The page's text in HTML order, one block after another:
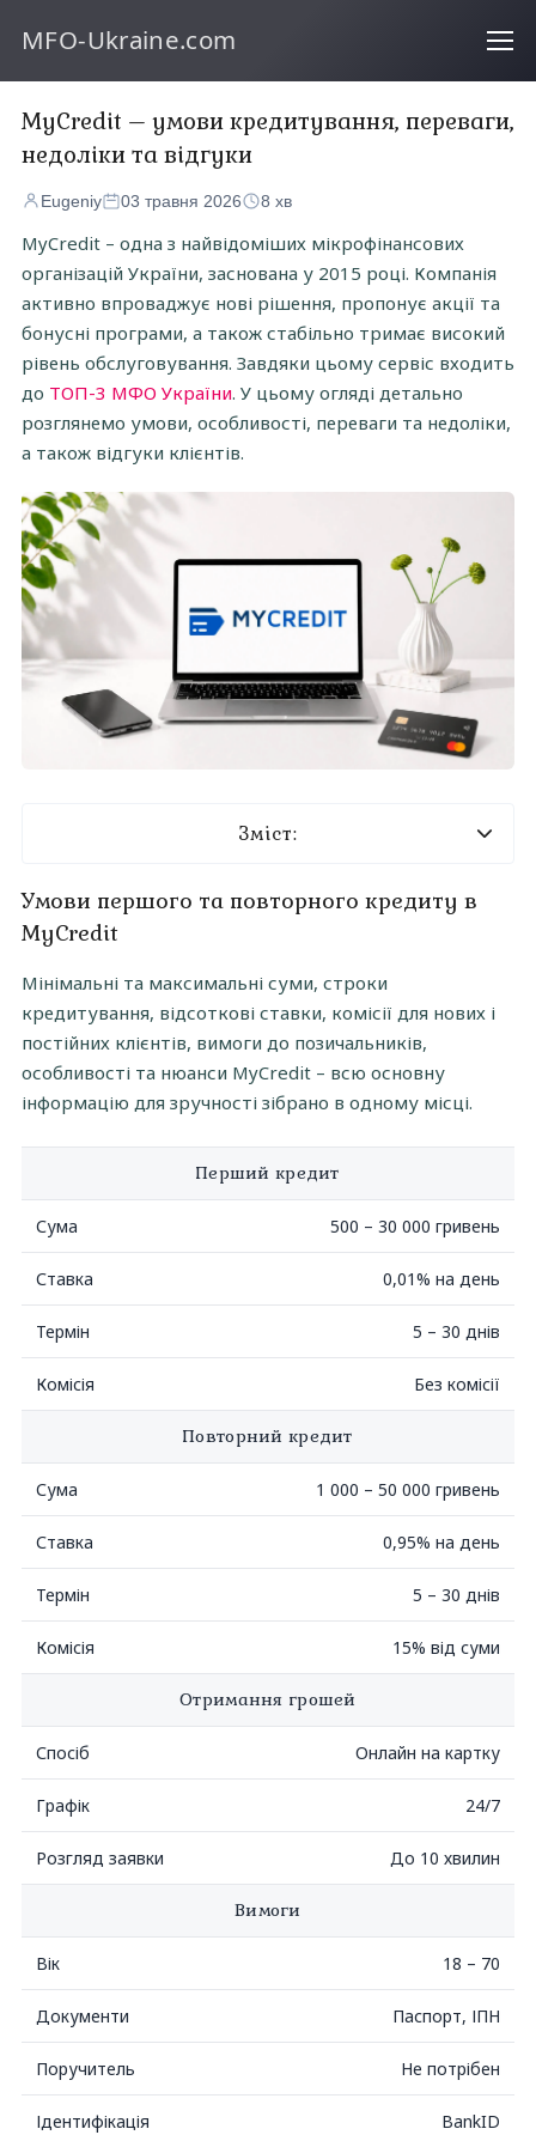
MFO-Ukraine.com
MyCredit – умови кредитування, переваги,
недоліки та відгуки
Eugeniy 03 травня 2026 8 хв
MyCredit – одна з найвідоміших мікрофінансових
організацій України, заснована у 2015 році. Компанія
активно впроваджує нові рішення, пропонує акції та
бонусні програми, а також стабільно тримає високий
рівень обслуговування. Завдяки цьому сервіс входить
до ТОП-3 МФО України. У цьому огляді детально
розглянемо умови, особливості, переваги та недоліки,
а також відгуки клієнтів.
Зміст:
Переваги та недоліки
Як отримати кредит
Як погасити позику
Повна модель ідентифікації
Умови першого та повторного кредиту в
MyCredit
Мінімальні та максимальні суми, строки
кредитування, відсоткові ставки, комісії для нових і
постійних клієнтів, вимоги до позичальників,
особливості та нюанси MyCredit – всю основну
інформацію для зручності зібрано в одному місці.
Перший кредит
Сума 500 – 30 000 гривень
Ставка 0,01% на день
Термін 5 – 30 днів
Комісія Без комісії
Повторний кредит
Сума 1 000 – 50 000 гривень
Ставка 0,95% на день
Термін 5 – 30 днів
Комісія 15% від суми
Отримання грошей
Спосіб Онлайн на картку
Графік 24/7
Розгляд заявки До 10 хвилин
Вимоги
Вік 18 – 70
Документи Паспорт, ІПН
Поручитель Не потрібен
Ідентифікація BankID